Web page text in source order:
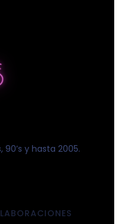
90’s y hasta 2005.